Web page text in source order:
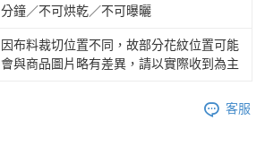
分鐘／不可烘乾／不可曝曬
因布料裁切位置不同，故部分花紋位置可能
會與商品圖片略有差異，請以實際收到為主
客服